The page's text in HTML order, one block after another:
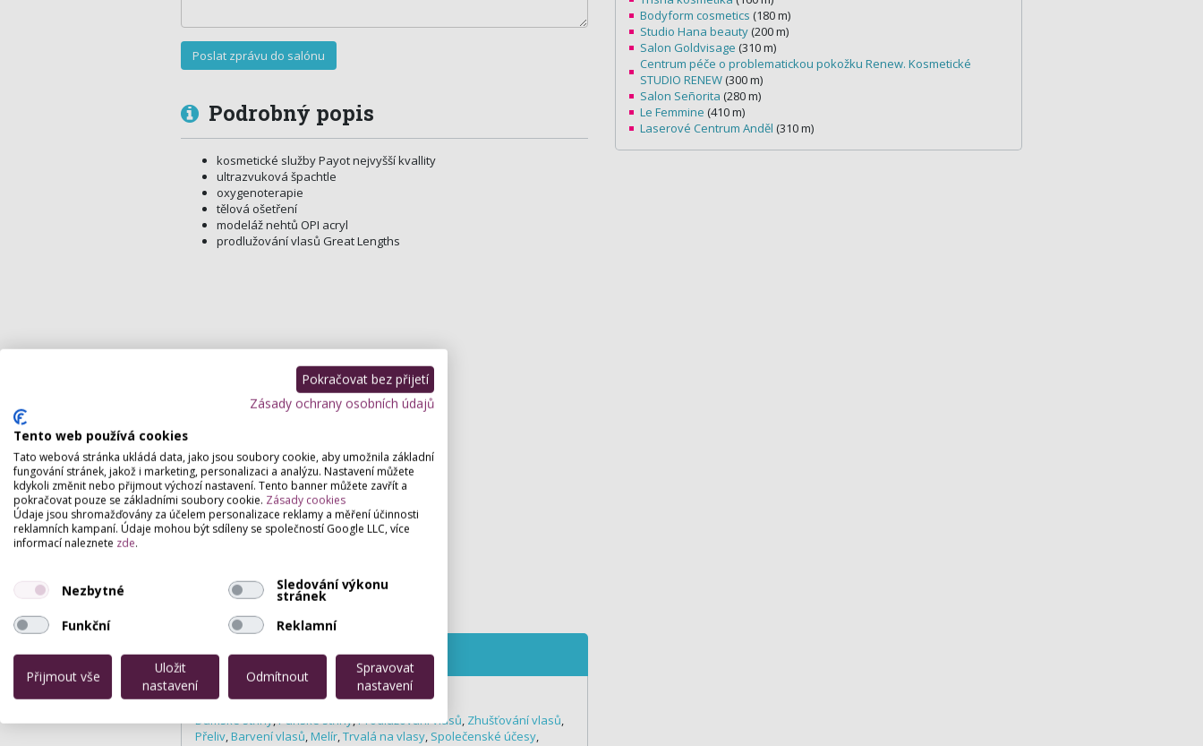
Podrobný popis
kosmetické služby Payot nejvyšší kvallity
ultrazvuková špachtle
oxygenoterapie
tělová ošetření
modeláž nehtů OPI acryl
prodlužování vlasů Great Lengths
Služby, které poskytujeme
Kadeřnictví
Dámské střihy,Pánské střihy,Prodlužování vlasů, Zhušťování vlasů,
Přeliv,Barvení vlasů,Melír,Trvalá na vlasy, Společenské účesy,
Bodyform cosmetics (180 m)
Studio Hana beauty (200 m)
Salon Goldvisage (310 m)
Centrum péče o problematickou pokožku Renew. Kosmetické
STUDIO RENEW (300 m)
Salon Señorita (280 m)
Le Femmine (410 m)
Laserové Centrum Anděl (310 m)
Pokračovat bez přijetí
Zásady ochrany osobních údajů
Tento web používá cookies
Tato webová stránka ukládá data, jako jsou soubory cookie, aby umožnila základní
fungování stránek, jakož i marketing, personalizaci a analýzu. Nastavení můžete
kdykoli změnit nebo přijmout výchozí nastavení. Tento banner můžete zavřít a
pokračovat pouze se základními soubory cookie. Zásady cookies
Údaje jsou shromažďovány za účelem personalizace reklamy a měření účinnosti
reklamních kampaní. Údaje mohou být sdíleny se společností Google LLC, více
informací naleznete zde.
Nezbytné Sledování výkonu
stránek
Funkční
Reklamní
Přijmout vše
Uložit
nastavení
Odmítnout
Spravovat
nastavení